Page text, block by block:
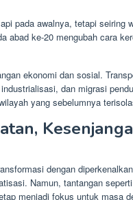
pada awalnya, tetapi seiring
abad ke-20 mengubah cara
ekonomi dan sosial.
dan migrasi
yang sebelumnya
dengan
Namun, tantangan
menjadi fokus untuk masa